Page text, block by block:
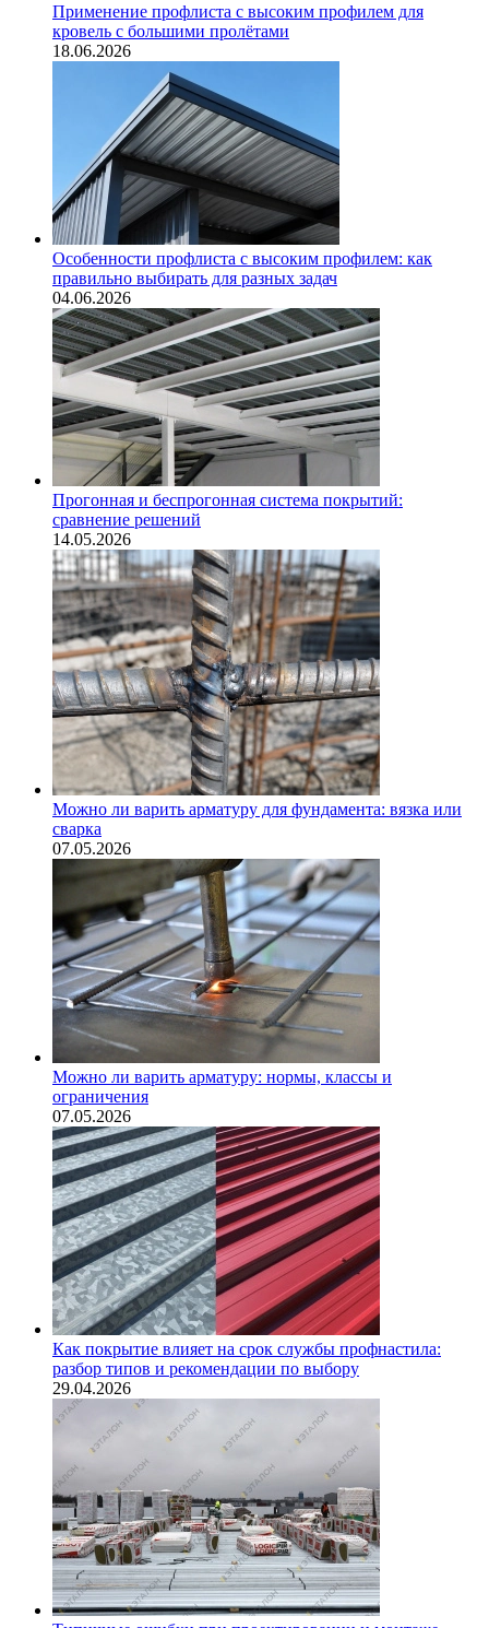
Применение профлиста с высоким профилем для
кровель с большими пролётами
18.06.2026
Особенности профлиста с высоким профилем: как
правильно выбирать для разных задач
04.06.2026
Прогонная и беспрогонная система покрытий:
сравнение решений
14.05.2026
Можно ли варить арматуру для фундамента: вязка или
сварка
07.05.2026
Можно ли варить арматуру: нормы, классы и
ограничения
07.05.2026
Как покрытие влияет на срок службы профнастила:
разбор типов и рекомендации по выбору
29.04.2026